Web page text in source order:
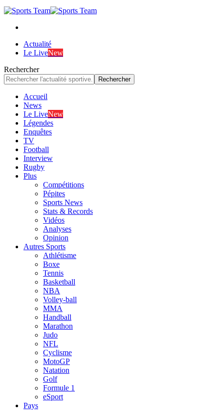
Actualité
Le LiveNew
Rechercher
Accueil
News
Le LiveNew
Légendes
Enquêtes
TV
Football
Interview
Rugby
Plus
Compétitions
Pépites
Sports News
Stats & Records
Vidéos
Analyses
Opinion
Autres Sports
Athlétisme
Boxe
Tennis
Basketball
NBA
Volley-ball
MMA
Handball
Marathon
Judo
NFL
Cyclisme
MotoGP
Natation
Golf
Formule 1
eSport
Pays